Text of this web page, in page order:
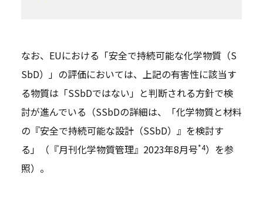
なお、EUにおける「安全で持続可能な化学物質（S
SbD）」の評価においては、上記の有害性に該当す
る物質は「SSbDではない」と判断される方針で検
討が進んでいる（SSbDの詳細は、「化学物質と材料
の『安全で持続可能な設計（SSbD）』を検討す
る」（『月刊化学物質管理』2023年8月号*4）を参
照）。